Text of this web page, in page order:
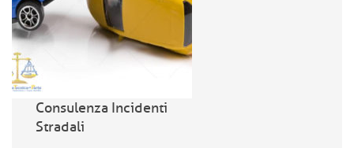
Consulenza Incidenti
Stradali